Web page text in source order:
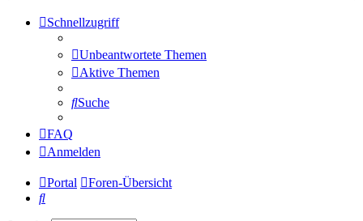
Schnellzugriff
Unbeantwortete Themen
Aktive Themen
Suche
FAQ
Anmelden
Portal
Foren-Übersicht
Suche